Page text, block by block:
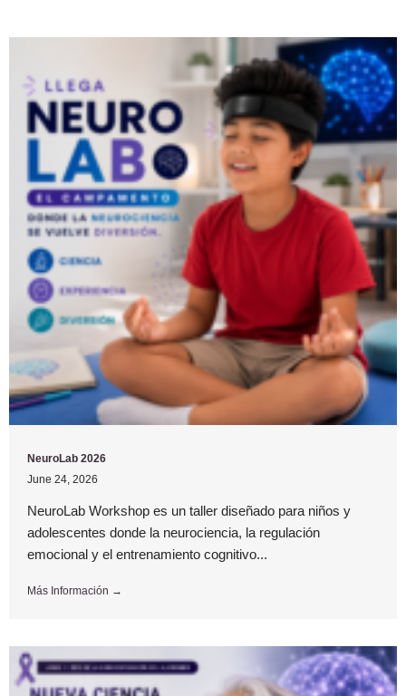
NeuroLab 2026
June 24, 2026
NeuroLab Workshop es un taller diseñado para niños y
adolescentes donde la neurociencia, la regulación
emocional y el entrenamiento cognitivo...
Más Información →